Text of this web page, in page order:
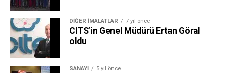
DIĞER İMALATLAR 7 yıl önce
CITS’in Genel Müdürü Ertan Göral
oldu
SANAYI 5 yıl önce